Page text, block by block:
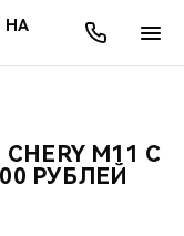
НА
M11 С
РУБЛЕЙ